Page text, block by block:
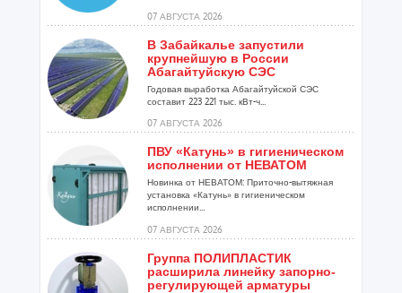
07 АВГУСТА 2026
В Забайкалье запустили
крупнейшую в России
Абагайтуйскую СЭС
Годовая выработка Абагайтуйской СЭС
составит 223 221 тыс. кВт-ч...
07 АВГУСТА 2026
ПВУ «Катунь» в гигиеническом
исполнении от НЕВАТОМ
Новинка от НЕВАТОМ: Приточно-вытяжная
установка «Катунь» в гигиеническом
исполнении...
07 АВГУСТА 2026
Группа ПОЛИПЛАСТИК
расширила линейку запорно-
регулирующей арматуры